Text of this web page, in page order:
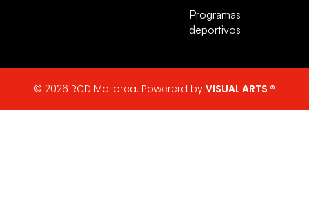
Programas
deportivos
© 2026 RCD Mallorca. Powererd by VISUAL ARTS ®